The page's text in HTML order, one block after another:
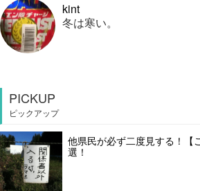
kint
冬は寒い。
PICKUP
ピックアップ
他県民が必ず二度見する！【
選！